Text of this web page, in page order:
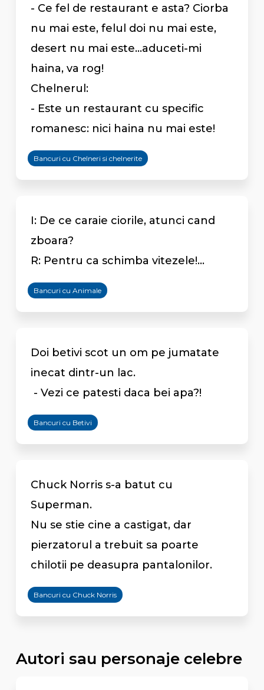
- Ce fel de restaurant e asta? Ciorba
nu mai este, felul doi nu mai este,
desert nu mai este...aduceti-mi
haina, va rog!
Chelnerul:
- Este un restaurant cu specific
romanesc: nici haina nu mai este!
Bancuri cu Chelneri si chelnerite
I: De ce caraie ciorile, atunci cand
zboara?
R: Pentru ca schimba vitezele!...
Bancuri cu Animale
Doi betivi scot un om pe jumatate
inecat dintr-un lac.
- Vezi ce patesti daca bei apa?!
Bancuri cu Betivi
Chuck Norris s-a batut cu
Superman.
Nu se stie cine a castigat, dar
pierzatorul a trebuit sa poarte
chilotii pe deasupra pantalonilor.
Bancuri cu Chuck Norris
Autori sau personaje celebre